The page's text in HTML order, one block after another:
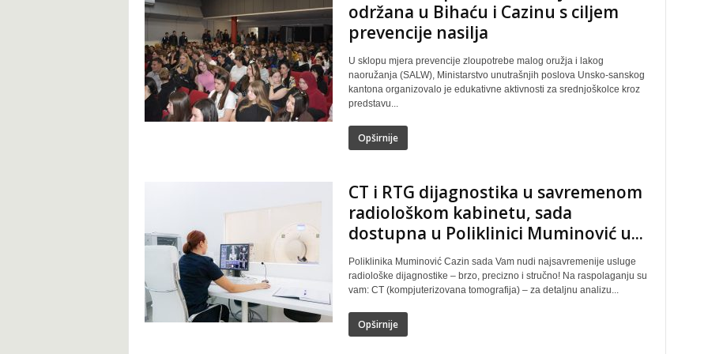
održana u Bihaću i Cazinu s ciljem
prevencije nasilja
U sklopu mjera prevencije zloupotrebe malog oružja i lakog
naoružanja (SALW), Ministarstvo unutrašnjih poslova Unsko-sanskog
kantona organizovalo je edukativne aktivnosti za srednjoškolce kroz
predstavu...
Opširnije
CT i RTG dijagnostika u savremenom
radiološkom kabinetu, sada
dostupna u Poliklinici Muminović u...
Poliklinika Muminović Cazin sada Vam nudi najsavremenije usluge
radiološke dijagnostike – brzo, precizno i stručno! Na raspolaganju su
vam: CT (kompjuterizovana tomografija) – za detaljnu analizu...
Opširnije